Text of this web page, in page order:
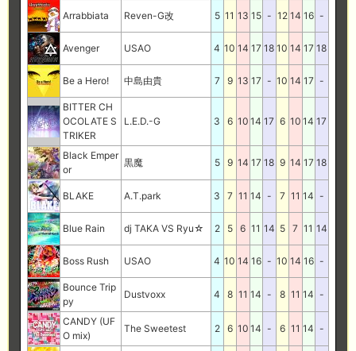
Arrabbiata Reven-G改 5 11 13 15 - 12 14 16 -
Avenger USAO 4 10 14 17 18 10 14 17 18
Be a Hero! 中島由貴 7 9 13 17 - 10 14 17 -
BITTER CH
OCOLATE S
TRIKER
L.E.D.-G 3 6 10 14 17 6 10 14 17
Black Emper
or
黒魔 5 9 14 17 18 9 14 17 18
BLAKE A.T.park 3 7 11 14 - 7 11 14 -
Blue Rain dj TAKA VS Ryu☆ 2 5 6 11 14 5 7 11 14
Boss Rush USAO 4 10 14 16 - 10 14 16 -
Bounce Trip
py
Dustvoxx 4 8 11 14 - 8 11 14 -
CANDY (UF
O mix)
The Sweetest 2 6 10 14 - 6 11 14 -